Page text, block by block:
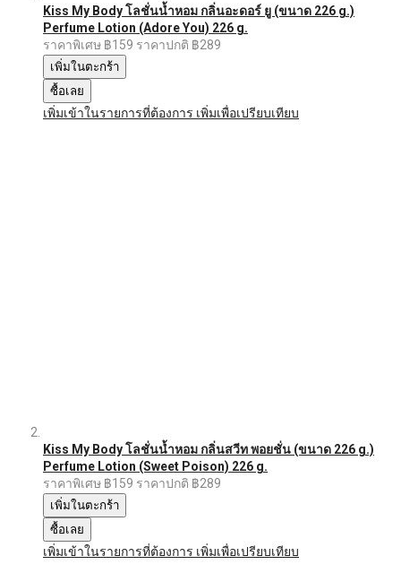
Kiss My Body โลชั่นน้ำหอม กลิ่นอะดอร์ ยู (ขนาด 226 g.)
Perfume Lotion (Adore You) 226 g.
ราคาพิเศษ ฿159 ราคาปกติ ฿289
เพิ่มในตะกร้า
ซื้อเลย
เพิ่มเข้าในรายการที่ต้องการ เพิ่มเพื่อเปรียบเทียบ
Kiss My Body โลชั่นน้ำหอม กลิ่นสวีท พอยชั่น (ขนาด 226 g.)
Perfume Lotion (Sweet Poison) 226 g.
ราคาพิเศษ ฿159 ราคาปกติ ฿289
เพิ่มในตะกร้า
ซื้อเลย
เพิ่มเข้าในรายการที่ต้องการ เพิ่มเพื่อเปรียบเทียบ